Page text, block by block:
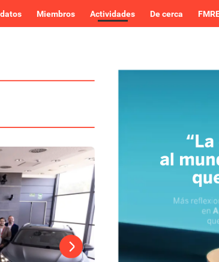
Miembros Actividades De cerca